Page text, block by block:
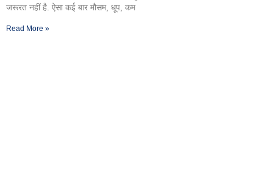
जरूरत नहीं है. ऐसा कई बार मौसम, धूप, कम
Read More »